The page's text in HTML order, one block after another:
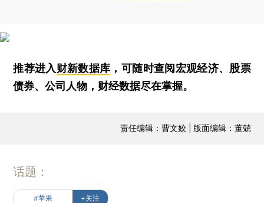
推荐进入财新数据库 ，可随时查阅宏观经济、股票
债券、公司人物，财经数据尽在掌握。
责任编辑：曹文姣 | 版面编辑：董兢
话题：
#苹果 +关注